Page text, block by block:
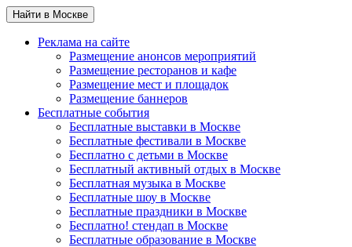
Найти в Москве
Реклама на сайте
Размещение анонсов мероприятий
Размещение ресторанов и кафе
Размещение мест и площадок
Размещение баннеров
Бесплатные события
Бесплатные выставки в Москве
Бесплатные фестивали в Москве
Бесплатно с детьми в Москве
Бесплатный активный отдых в Москве
Бесплатная музыка в Москве
Бесплатные шоу в Москве
Бесплатные праздники в Москве
Бесплатно! стендап в Москве
Бесплатные образование в Москве